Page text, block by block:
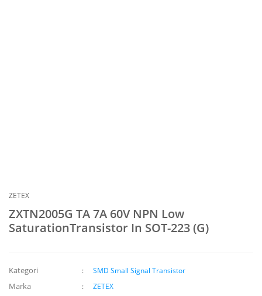
ZETEX
ZXTN2005G TA 7A 60V NPN Low
SaturationTransistor In SOT-223 (G)
Kategori SMD Small Signal Transistor
Marka ZETEX